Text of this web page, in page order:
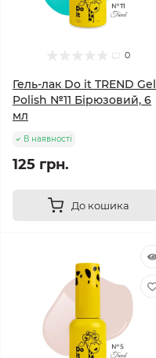
0
Гель-лак Do it TREND Gel
Polish №11 Бірюзовий, 6
мл
В наявності
125 грн.
До кошика